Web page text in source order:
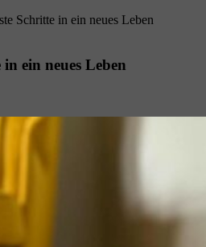
Schritte in ein neues Leben
in ein neues Leben